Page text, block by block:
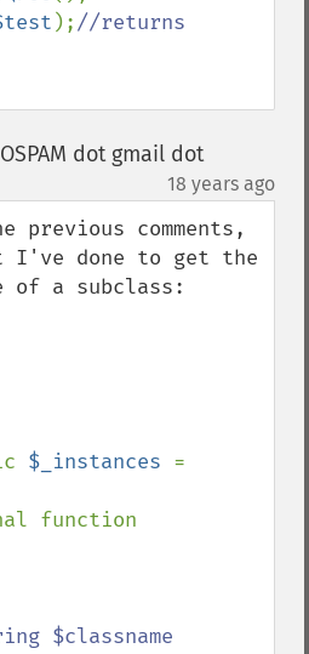
);//returns
dot gmail dot
18 years ago
previous comments,
done to get the
of a subclass:
$_instances =